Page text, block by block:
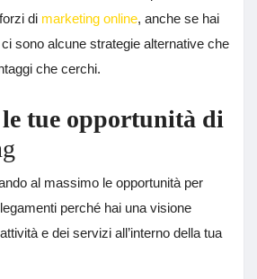
di marketing online, anche se hai
sono alcune strategie alternative che
che cerchi.
tue opportunità di
al massimo le opportunità per
perché hai una visione
e dei servizi all’interno della tua